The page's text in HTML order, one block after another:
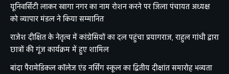
यूनिवर्सिटी लाकर खागा नगर का नाम रोशन करने पर जिला पंचायत अध्यक्ष
को व्यापार मंडल ने किया सम्मानित
राजेश दीक्षित के नेतृत्व में कांग्रेसियों का दल पहुंचा प्रयागराज, राहुल गांधी द्वारा
छात्रों की गूंज कार्यक्रम में हुए शामिल
बांदा पैरामेडिकल कॉलेज एंड नर्सिंग स्कूल का द्वितीय दीक्षांत समारोह भव्यता